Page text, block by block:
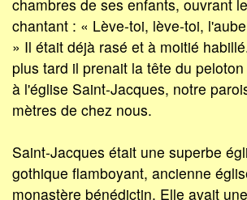
chambres de ses enfants, ouvrant
chantant : « Lève-toi, lève-toi,
» Il était déjà rasé et à moitié
plus tard il prenait la tête du
à l'église Saint-Jacques, notre
mètres de chez nous.
Saint-Jacques était une superbe
gothique flamboyant, ancienne
monastère bénédictin. Elle avait